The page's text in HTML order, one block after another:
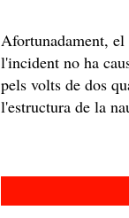
Afortunadament, el
l'incident no ha
pels volts de dos
l'estructura de la